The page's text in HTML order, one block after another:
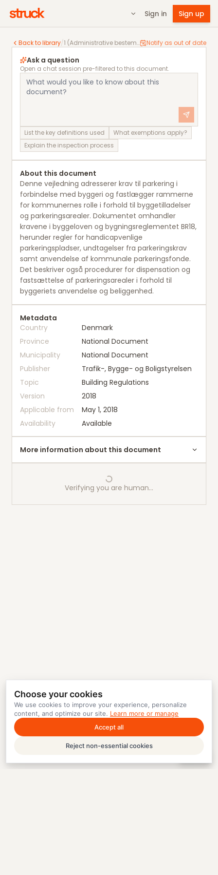
Sign in Sign up
Back to library/ 1 (Administrative bestemmelser) Vejledning til kommunerne om krav til parkering i forbindelse med byggeri Notify as out of date
1 (Administrative bestemmelser) Vejledning til
Ask a question
Open a chat session pre-filtered to this document.
List the key definitions used
What exemptions apply?
Explain the inspection process
About this document
Denne vejledning adresserer krav til parkering i
forbindelse med byggeri og fastlægger rammerne
for kommunernes rolle i forhold til byggetilladelser
og parkeringsarealer. Dokumentet omhandler
kravene i byggeloven og bygningsreglementet BR18,
herunder regler for handicapvenlige
parkeringspladser, undtagelser fra parkeringskrav
samt anvendelse af kommunale parkeringsfonde.
Det beskriver også procedurer for dispensation og
fastsættelse af parkeringsarealer i forhold til
byggeriets anvendelse og beliggenhed.
Metadata
Country
Denmark
Province
National Document
Municipality
National Document
Publisher
Trafik-, Bygge- og Boligstyrelsen
Topic
Building Regulations
Version
2018
Applicable from
May 1, 2018
Availability
Available
More information about this document
Verifying you are human…
Choose your cookies
We use cookies to improve your experience, personalize
content, and optimize our site. Learn more or manage
Accept all
Reject non-essential cookies